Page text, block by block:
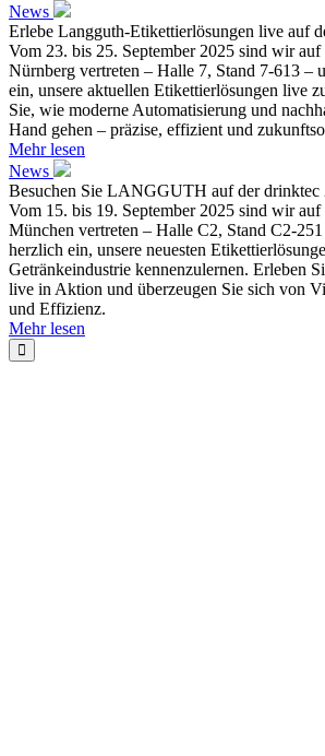
News
Erlebe Langguth-Etikettierlösungen live auf
Vom 23. bis 25. September 2025 sind wir
Nürnberg vertreten – Halle 7, Stand 7-613 –
ein, unsere aktuellen Etikettierlösungen live
Sie, wie moderne Automatisierung und
Hand gehen – präzise, effizient und
Mehr lesen
News
Besuchen Sie LANGGUTH auf der drinktec
Vom 15. bis 19. September 2025 sind wir
München vertreten – Halle C2, Stand C2-
herzlich ein, unsere neuesten
Getränkeindustrie kennenzulernen. Erleben
live in Aktion und überzeugen Sie sich von
und Effizienz.
Mehr lesen